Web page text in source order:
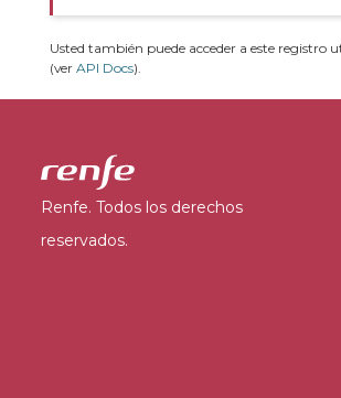
Usted también puede acceder a este registro
(ver API Docs).
Renfe. Todos los derechos
reservados.